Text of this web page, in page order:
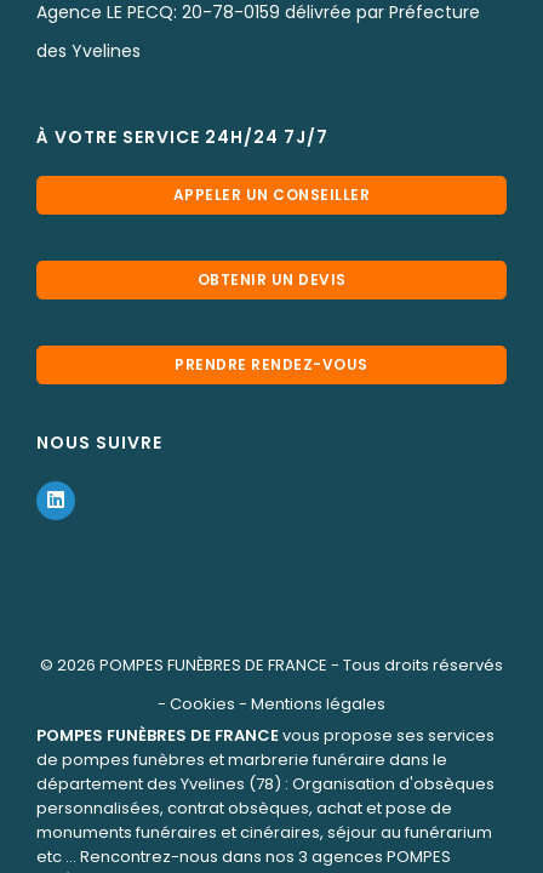
Agence LE PECQ: 20-78-0159 délivrée par Préfecture
des Yvelines
À VOTRE SERVICE 24H/24 7J/7
APPELER UN CONSEILLER
OBTENIR UN DEVIS
PRENDRE RENDEZ-VOUS
NOUS SUIVRE
© 2026 POMPES FUNÈBRES DE FRANCE - Tous droits réservés
- Cookies - Mentions légales
POMPES FUNÈBRES DE FRANCEvous propose ses services
de pompes funèbres et marbrerie funéraire dans le
département des Yvelines (78) : Organisation d'obsèques
personnalisées, contrat obsèques, achat et pose de
monuments funéraires et cinéraires, séjour au funérarium
etc ... Rencontrez-nous dans nos 3 agences POMPES